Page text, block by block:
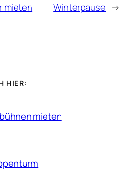
mieten Winterpause →
HIER:
mieten